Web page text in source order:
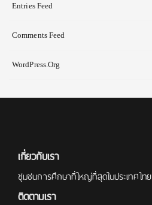
Entries Feed
Comments Feed
WordPress.org
เกี่ยวกับเรา
ชุมชนการศึกษาที่ใหญ่ที่สุดในประเทศไทย
ติดตามเรา